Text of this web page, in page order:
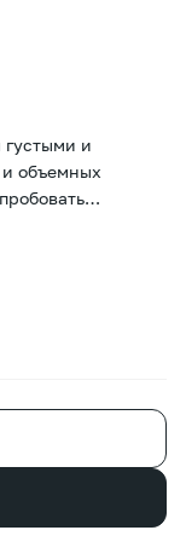
и
объемных
вопрос цвета,